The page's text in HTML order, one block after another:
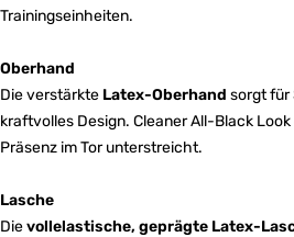
Trainingseinheiten.
Oberhand
Die verstärkte Latex-Oberhand sorgt für
kraftvolles Design. Cleaner All-Black
Präsenz im Tor unterstreicht.
Lasche
Dievollelastische, geprägte Latex-